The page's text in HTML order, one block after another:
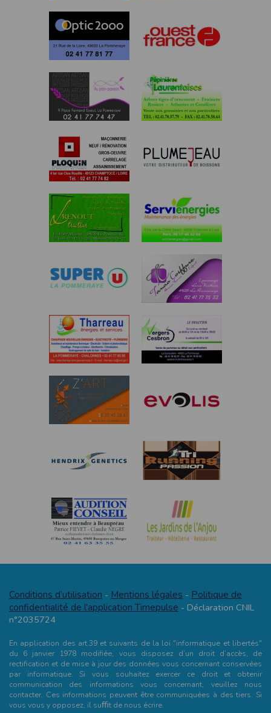
Conditions d’utilisation - Mentions légales - Politique de
confidentialité de l'application Timepulse - Déclaration CNIL
n°2035724
En application des art.39 et suivants de la loi "informatique et libertés"
du 6 janvier 1978 modifiée, vous disposez d’un droit d’accès, de
rectification et de mise à jour des données vous concernant conservées
par informatique. Si vous souhaitez exercer ce droit et obtenir
communication des informations vous concernant, veuillez nous
contacter. Ces informations peuvent être communiquées à des tiers. Si
vous vous y opposez, il suﬃt de nous écrire.